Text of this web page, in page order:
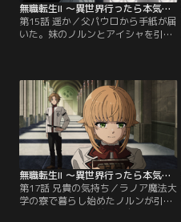
無職転生II ～異世界行ったら本気だす～（第2クール） 第15話
第15話 遥か／父パウロから手紙が届
いた。妹のノルンとアイシャを引き
てきたナナホシは、元の世界に戻る
ための召喚魔術の研究を続けていた
が、なかなか糸口が見つからずに焦
りを募らせていた…。【提供：バン
ダイチャンネル】
無職転生II ～異世界行ったら本気だす～（第2クール） 第17話
第17話 兄貴の気持ち／ラノア魔法大
学の寮で暮らし始めたノルンが引き
籠ってしまった。前世の自分と重ね